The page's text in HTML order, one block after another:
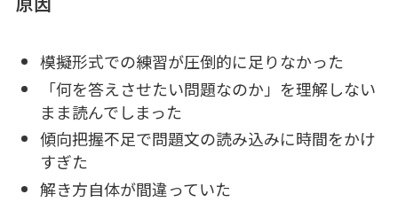
模擬形式での練習が圧倒的に足りなかった
「何を答えさせたい問題なのか」を理解しない
まま読んでしまった
傾向把握不足で問題文の読み込みに時間をかけ
すぎた
解き方自体が間違っていた